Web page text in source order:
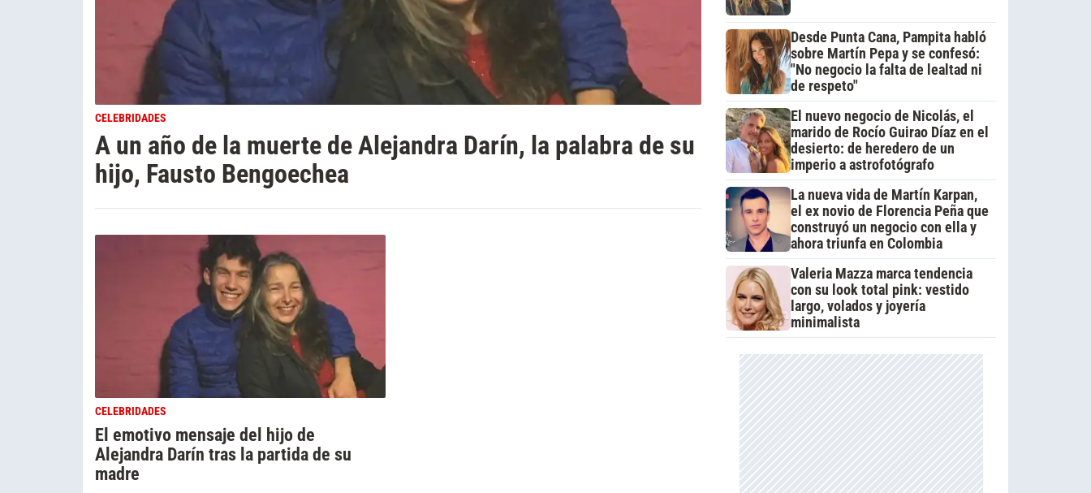
CELEBRIDADES
A un año de la muerte de Alejandra Darín, la palabra de su
hijo, Fausto Bengoechea
CELEBRIDADES
El emotivo mensaje del hijo de
Alejandra Darín tras la partida de su
madre
Desde Punta Cana, Pampita habló
sobre Martín Pepa y se confesó:
"No negocio la falta de lealtad ni
de respeto"
El nuevo negocio de Nicolás, el
marido de Rocío Guirao Díaz en el
desierto: de heredero de un
imperio a astrofotógrafo
La nueva vida de Martín Karpan,
el ex novio de Florencia Peña que
construyó un negocio con ella y
ahora triunfa en Colombia
Valeria Mazza marca tendencia
con su look total pink: vestido
largo, volados y joyería
minimalista